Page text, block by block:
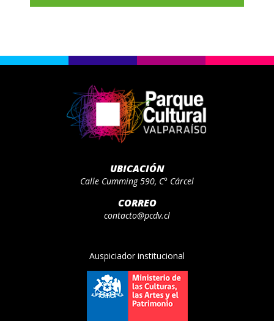
UBICACIÓN
Calle Cumming 590, C° Cárcel
CORREO
contacto@pcdv.cl
Auspiciador institucional